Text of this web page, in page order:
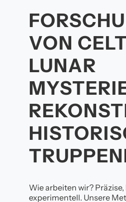
VON
LUNAR
Wie arbeiten wir?
experimentell. Unsere